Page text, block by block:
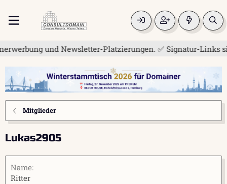
und Newsletter-Platzierungen. ✅ Signatur-Links
Mitglieder
Lukas2905
Name
Ritter